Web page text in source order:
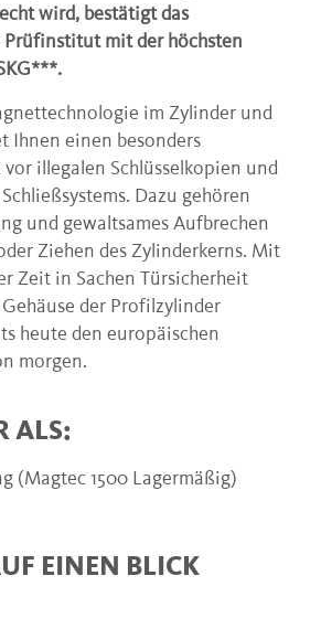
wird, bestätigt das
Prüfinstitut mit der höchsten
im Zylinder und
Ihnen einen besonders
illegalen Schlüsselkopien und
Dazu gehören
und gewaltsames Aufbrechen
Ziehen des Zylinderkerns. Mit
Zeit in Sachen Türsicherheit
der Profilzylinder
heute den europäischen
morgen.
ALS:
(Magtec 1500 Lagermäßig)
EINEN BLICK